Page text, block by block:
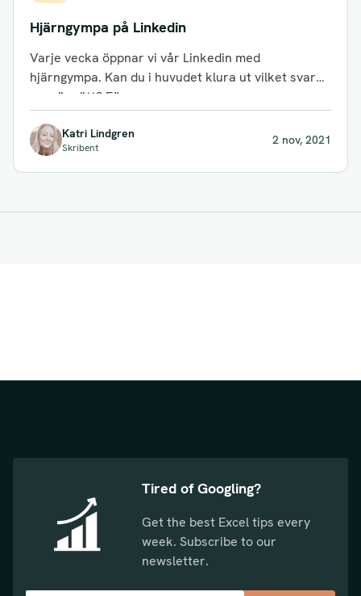
Hjärngympa på Linkedin
Varje vecka öppnar vi vår Linkedin med
hjärngympa. Kan du i huvudet klura ut vilket svar
som är rätt? Förra...
Katri Lindgren
Skribent
2 nov, 2021
Tired of Googling?
Get the best Excel tips every
week. Subscribe to our
newsletter.